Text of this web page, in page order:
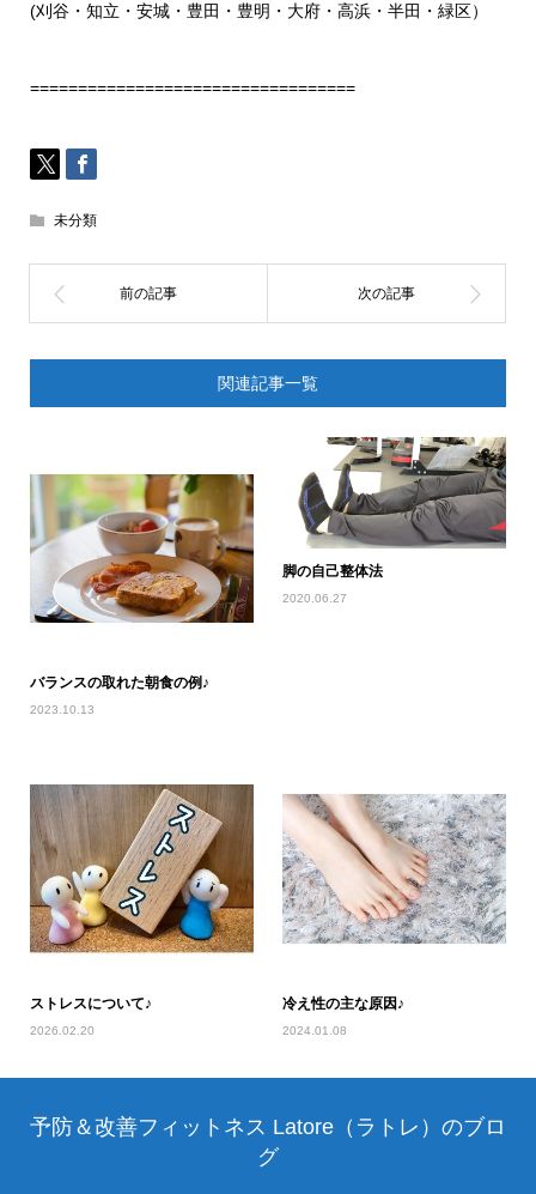
(刈谷・知立・安城・豊田・豊明・大府・高浜・半田・緑区）
==================================
未分類
関連記事一覧
バランスの取れた朝食の例♪
2023.10.13
脚の自己整体法
2020.06.27
ストレスについて♪
2026.02.20
冷え性の主な原因♪
2024.01.08
予防＆改善フィットネス Latore（ラトレ）のブロ
グ